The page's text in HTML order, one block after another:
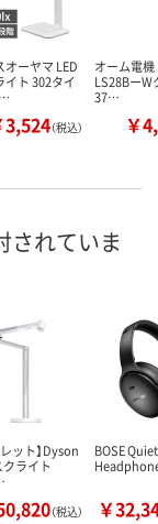
オーヤマ LED
イト 302タイ
3,524（税込）
オーム電機
LS28BーW
37…
￥
されていま
ット】Dyson
クライト
（税込）
BOSE
￥